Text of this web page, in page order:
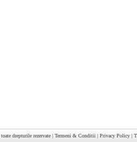
toate drepturile rezervate | Termeni & Conditii | Privacy Policy |